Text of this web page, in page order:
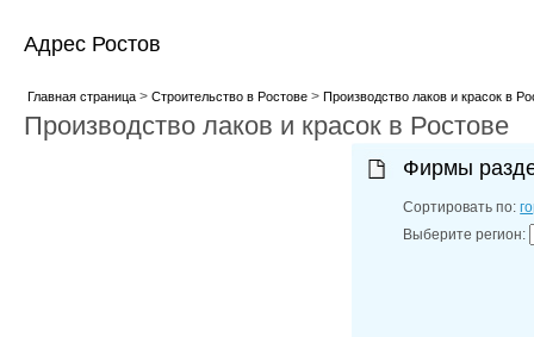
Адрес Ростов
Главная страница> Строительство в Ростове> Производство лаков и красок в
Производство лаков и красок в Ростове
Фирмы
Сортировать по:
Выберите регион: